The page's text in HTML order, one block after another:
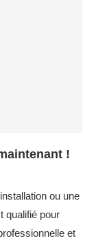
!
ou une
qualifié pour
et